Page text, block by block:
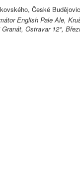
České
English Pale Ale,
Granát, Ostravar 12°,